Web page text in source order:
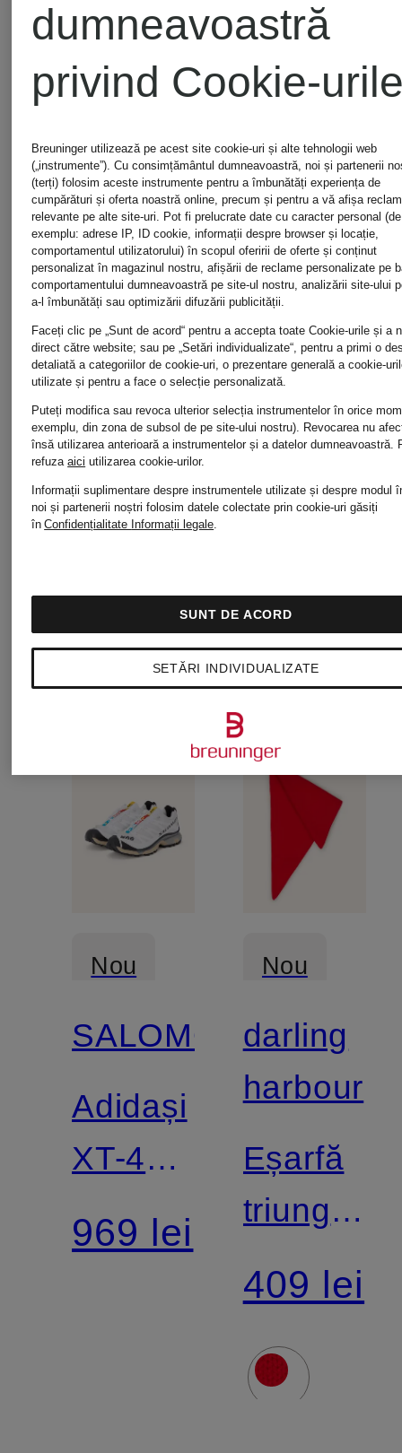
Nou
comma
Tricou
din
tricot
309 lei
Nou
AUTRY
Adidași
LOW
WOM
Nou
SALOMON
Adidași
XT-4
OG
969 lei
Nou
Certificat
darling
harbour
Eșarfă
cu
cașmir
409 lei
dumneavoastră
privind Cookie-
Breuninger utilizează pe acest site cookie-uri și alte tehnologii web
(„instrumente”). Cu consimțământul dumneavoastră, noi și partenerii
(terți) folosim aceste instrumente pentru a îmbunătăți experiența de
cumpărături și oferta noastră online, precum și pentru a vă afișa
relevante pe alte site-uri. Pot fi prelucrate date cu caracter personal (de
exemplu: adrese IP, ID cookie, informații despre browser și locație,
comportamentul utilizatorului) în scopul oferirii de oferte și conținut
personalizat în magazinul nostru, afișării de reclame personalizate pe
comportamentului dumneavoastră pe site-ul nostru, analizării site-ului
a-l îmbunătăți sau optimizării difuzării publicității.
Faceți clic pe „Sunt de acord“ pentru a accepta toate Cookie-urile și a
direct către website; sau pe „Setări individualizate“, pentru a primi o
detaliată a categoriilor de cookie-uri, o prezentare generală a cookie-
utilizate și pentru a face o selecție personalizată.
Puteți modifica sau revoca ulterior selecția instrumentelor în orice
exemplu, din zona de subsol de pe site-ului nostru). Revocarea nu
însă utilizarea anterioară a instrumentelor și a datelor dumneavoastră.
refuzaaici utilizarea cookie-urilor.
Informații suplimentare despre instrumentele utilizate și despre modul
noi și partenerii noștri folosim datele colectate prin cookie-uri găsiți
înConfidențialitate Informații legale.
SETĂRI INDIVIDUALIZATE
SUNT DE ACORD